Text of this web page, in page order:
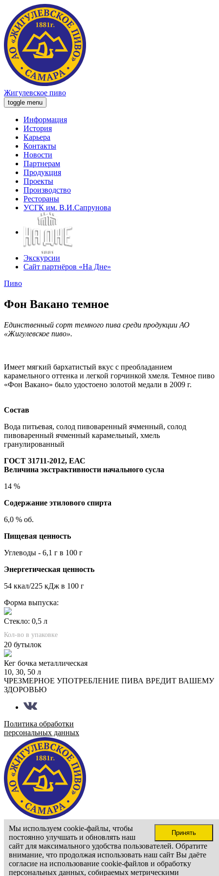
Жигулевское пиво
toggle menu
Информация
История
Карьера
Контакты
Новости
Партнерам
Продукция
Проекты
Производство
Рестораны
УСГК им. В.И.Сапрунова
Экскурсии
Сайт партнёров «На Дне»
Пиво
Фон Вакано темное
Единственный сорт темного пива среди продукции АО
«Жигулевское пиво».
Имеет мягкий бархатистый вкус с преобладанием
карамельного оттенка и легкой горчинкой хмеля. Темное пиво
«Фон Вакано» было удостоено золотой медали в 2009 г.
Состав
Вода питьевая, солод пивоваренный ячменный, солод
пивоваренный ячменный карамельный, хмель
гранулированный
ГОСТ 31711-2012, ЕАС
Величина экстрактивности начального сусла
14 %
Содержание этилового спирта
6,0 % об.
Пищевая ценность
Углеводы - 6,1 г в 100 г
Энергетическая ценность
54 ккал/225 кДж в 100 г
Форма выпуска:
Стекло: 0,5 л
Кол-во в упаковке
20 бутылок
Кег бочка металлическая
10, 30, 50 л
ЧРЕЗМЕРНОЕ УПОТРЕБЛЕНИЕ ПИВА ВРЕДИТ ВАШЕМУ
ЗДОРОВЬЮ
Политика обработки
персональных данных
Сайт доступен только для лиц старше 18 лет
Подтвердите ваш возраст
Мне больше 18 лет
Принять
Мы используем cookie-файлы, чтобы
постоянно улучшать и обновлять наш
сайт для максимального удобства пользователей. Обратите
внимание, что продолжая использовать наш сайт Вы даёте
согласие на использование cookie-файлов и обработку
персональных данных, собираемых метрическими